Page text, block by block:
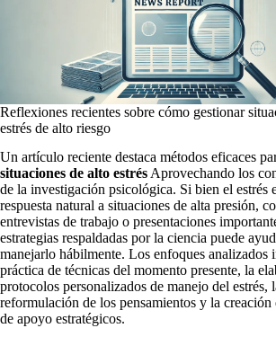
Reflexiones recientes sobre cómo gestionar
estrés de alto riesgo
Un artículo reciente destaca métodos eficaces
situaciones de alto estrésAprovechando los
de la investigación psicológica. Si bien el estrés
respuesta natural a situaciones de alta presión,
entrevistas de trabajo o presentaciones
estrategias respaldadas por la ciencia puede
manejarlo hábilmente. Los enfoques analizados
práctica de técnicas del momento presente, la
protocolos personalizados de manejo del estrés,
reformulación de los pensamientos y la creación
de apoyo estratégicos.